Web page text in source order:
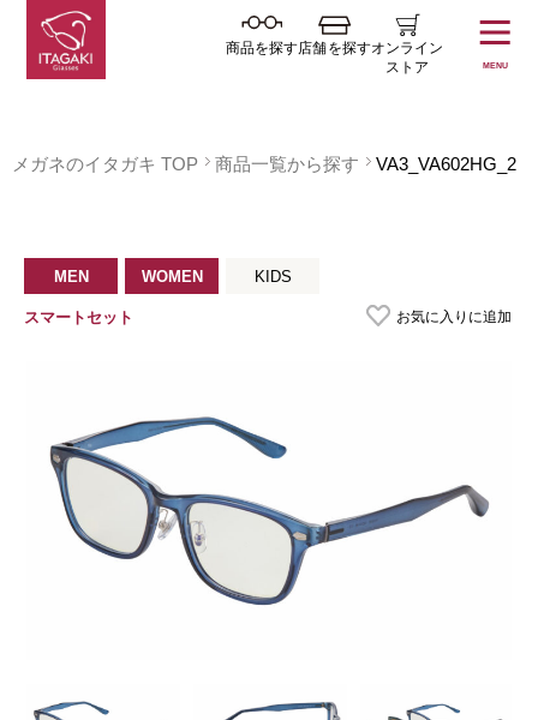
商品を探す店舗を探すオンライン
ストア
MENU
メガネのイタガキ TOP 商品一覧から探す VA3_VA602HG_2
MEN WOMEN KIDS
スマートセット お気に入りに追加